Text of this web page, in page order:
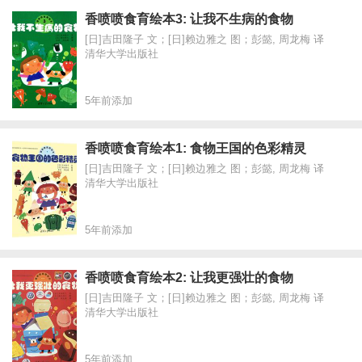
香喷喷食育绘本3: 让我不生病的食物
[日]吉田隆子 文；[日]赖边雅之 图；彭懿, 周龙梅 译
清华大学出版社
5年前添加
香喷喷食育绘本1: 食物王国的色彩精灵
[日]吉田隆子 文；[日]赖边雅之 图；彭懿, 周龙梅 译
清华大学出版社
5年前添加
香喷喷食育绘本2: 让我更强壮的食物
[日]吉田隆子 文；[日]赖边雅之 图；彭懿, 周龙梅 译
清华大学出版社
5年前添加